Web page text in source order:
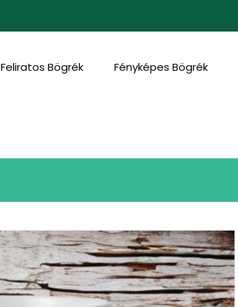
Feliratos Bögrék Fényképes Bögrék